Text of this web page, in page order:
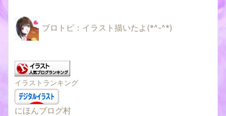
ブロトピ：イラスト描いたよ(*^-^*)
イラストランキング
にほんブログ村